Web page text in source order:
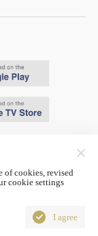
of cookies, revised
cookie settings
I agree